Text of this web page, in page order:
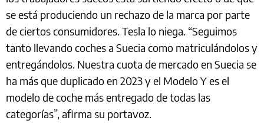
se está produciendo un rechazo de la marca por parte
de ciertos consumidores. Tesla lo niega. “Seguimos
tanto llevando coches a Suecia como matriculándolos y
entregándolos. Nuestra cuota de mercado en Suecia se
ha más que duplicado en 2023 y el Modelo Y es el
modelo de coche más entregado de todas las
categorías”, afirma su portavoz.